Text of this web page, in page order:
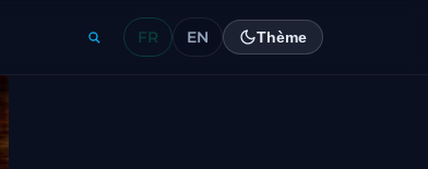
FR EN Thème